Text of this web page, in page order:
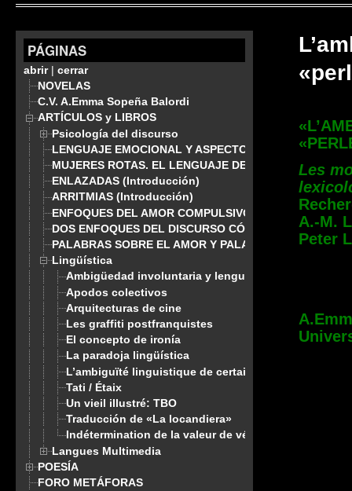
PÁGINAS
abrir| cerrar
NOVELAS
C.V. A.Emma Sopeña Balordi
ARTÍCULOS y LIBROS
Psicología del discurso
LENGUAJE EMOCIONAL Y ASPECTOS
MUJERES ROTAS. EL LENGUAJE DE LA DEPENDENCIA
ENLAZADAS (Introducción)
ARRITMIAS (Introducción)
ENFOQUES DEL AMOR COMPULSIVO
DOS ENFOQUES DEL DISCURSO CÓMICO
PALABRAS SOBRE EL AMOR Y PALABRAS DE AMOR
Lingüística
Ambigüedad involuntaria y lengua extranjera
Apodos colectivos
Arquitecturas de cine
Les graffiti postfranquistes
El concepto de ironía
La paradoja lingüística
L’ambiguïté linguistique de certaines «perles du
Tati / Étaix
Un vieil illustré: TBO
Traducción de «La locandiera»
Indétermination de la valeur de vérité
Langues Multimedia
POESÍA
FORO METÁFORAS
Les
A.-M.
Peter